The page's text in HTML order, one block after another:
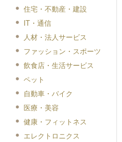
住宅・不動産・建設
IT・通信
人材・法人サービス
ファッション・スポーツ
飲食店・生活サービス
ペット
自動車・バイク
医療・美容
健康・フィットネス
エレクトロニクス